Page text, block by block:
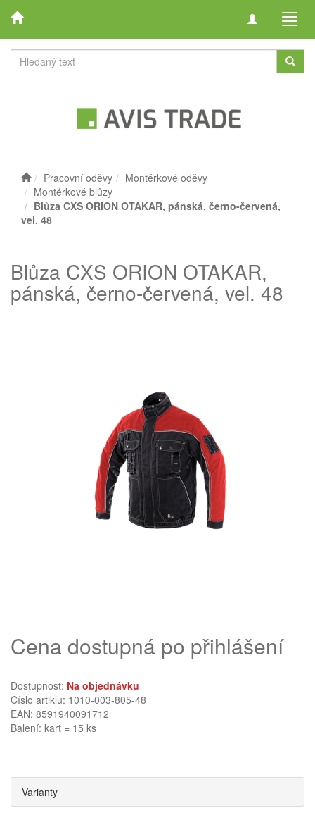
Toggle
Pracovní oděvy
Montérkové oděvy
Montérkové blůzy
Blůza CXS ORION OTAKAR, pánská, černo-červená,
vel. 48
Blůza CXS ORION OTAKAR,
pánská, černo-červená, vel. 48
Cena dostupná po přihlášení
Dostupnost: Na objednávku
Číslo artiklu: 1010-003-805-48
EAN: 8591940091712
Balení: kart = 15 ks
Varianty